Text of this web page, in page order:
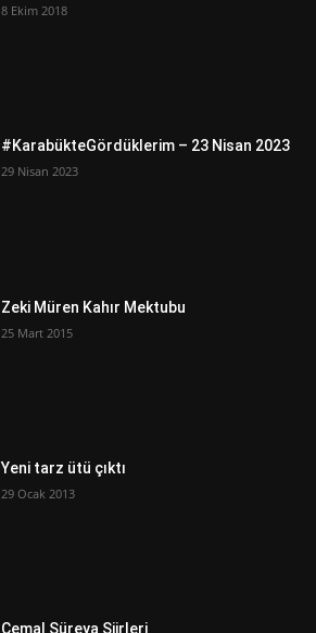
8 Ekim 2018
#KarabükteGördüklerim – 23 Nisan 2023
29 Nisan 2023
Zeki Müren Kahır Mektubu
25 Mart 2015
Yeni tarz ütü çıktı
29 Ocak 2013
Cemal Süreya Şiirleri